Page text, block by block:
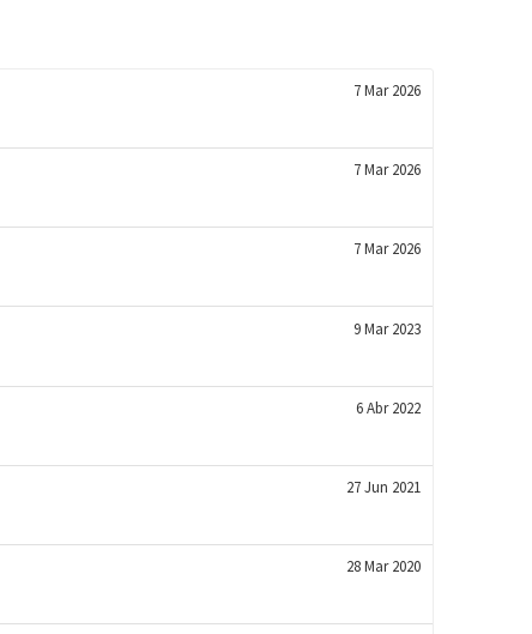
7 Mar 2026
7 Mar 2026
7 Mar 2026
9 Mar 2023
6 Abr 2022
27 Jun 2021
28 Mar 2020